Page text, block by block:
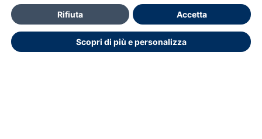
Contatti
Per l'assistenza informatica scrivere a:
formazione.ecm@policlinicoumberto1.it
Scopri di più e personalizza
Rifiuta Accetta